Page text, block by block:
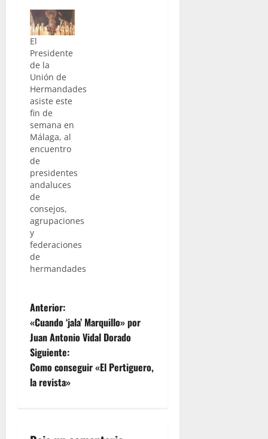
de la
Unión de
Hermandades,
Pedro
Pérez,
participó
este fin de
semana en
el III
Encuentro
de
Presidentes
de
Consejos,
Agrupaciones
y
Federaciones
de
Hermandades
y
Cofradías
de
las
capitales
de
Andalucía
y Jerez de
la
Frontera.
Huelva
El
Presidente
de la
Unión de
Hermandades
asiste este
fin de
semana en
Málaga, al
encuentro
de
presidentes
andaluces
de
consejos,
agrupaciones
y
federaciones
de
hermandades
N
a
v
e
Anterior:
«Cuando ‘jala’ Marquillo» por
Juan Antonio Vidal Dorado
Siguiente:
Como conseguir «El Pertiguero,
la revista»